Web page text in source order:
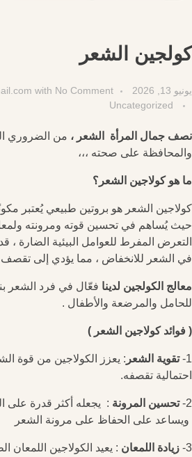
كولجين الشعر
يونيو 13, 2026 with No Comment
Uncategorized
نصف جمال المرأة الشعر ، من الضروري
والمحافظة على صحته ،،،
ما هو كولاجين الشعر؟
كولاجين الشعر هو بروتين طبيعي يُعتبر
حيث يُساهم في تحسين قوته ومرونته
التعرض المفرط للعوامل البيئية الضارة
في الشعر للانخفاض ، مما يؤدي إلى تقصف
معالج الكولجين لدينا فعّال في فرد الشعر
للحامل والمرضعة والأطفال .
( فوائد كولاجين الشعر )
1- تقوية الشعر : يعزز الكولاجين من قوة
احتمالية تقصفه.
2- تحسين المرونة : يجعله أكثر قدرة على
ويساعد على الحفاظ على مرونة الشعر
3- زيادة اللمعان : يعيد الكولاجين اللمعان